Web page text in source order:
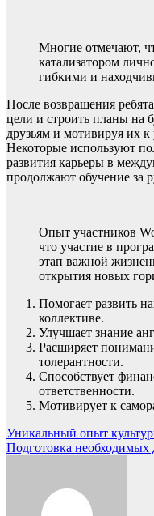
Многие отмечают,
катализатором
гибкими и
После возвращения
цели и строить планы на
друзьям и мотивируя их
Некоторые используют
развития карьеры в
продолжают обучение за
Опыт участников
что участие в
этап важной
открытия новых
Помогает развить
коллективе.
Улучшает знание
Расширяет
толерантности.
Способствует
ответственности.
Мотивирует к
Навигация
по
Уникальный опыт
Подготовка необходимых